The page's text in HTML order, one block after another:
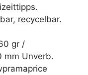
recycelbar.
gr /
mm Unverb.